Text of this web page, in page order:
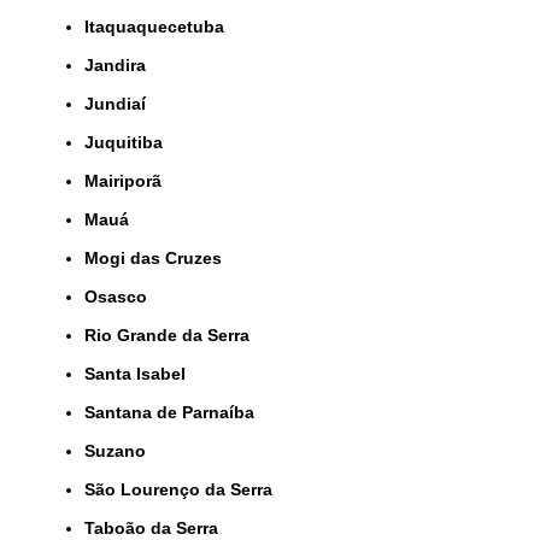
Itaquaquecetuba
Jandira
Jundiaí
Juquitiba
Mairiporã
Mauá
Mogi das Cruzes
Osasco
Rio Grande da Serra
Santa Isabel
Santana de Parnaíba
Suzano
São Lourenço da Serra
Taboão da Serra